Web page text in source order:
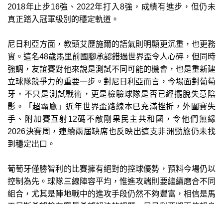
2018年止步16強、2022年打入8強，成績有進步，但仍未
真正踏入冠軍級別的穩定軌道。
尼日利亞方面，教頭艾歷施爾的語氣則明顯更沉重，也更務
實。這名48歲馬里前國腳承認錯過世界盃令人心碎，但同時
強調，友誼賽對他來說是測試不同可能的機會，也是重新建
立球隊競爭力的重要一步。對尼日利亞而言，今場面對葡萄
牙，不只是測試戰術，更是檢驗球隊是否已經擺脫失意陰
影。「超霸鷹」近年世界盃路線本已充滿挫折，外圍賽失
手、附加賽互射12碼不敵剛果民主共和國，令他們無緣
2026決賽周，連續兩屆缺席也反映出這支非洲勁旅仍未找
到穩定出口。
葡萄牙僅勝智利的比賽擁有絕對的控球優勢，預料今場仍以
控制為先。球隊三線陣容平均，惟進攻端則要繼續磨合不同
組合，尤其是陣地戰中的進攻手段仍然不夠豐富，相信是馬